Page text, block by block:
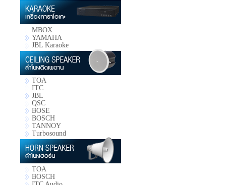
MBOX
YAMAHA
JBL Karaoke
TOA
ITC
JBL
QSC
BOSE
BOSCH
TANNOY
Turbosound
TOA
BOSCH